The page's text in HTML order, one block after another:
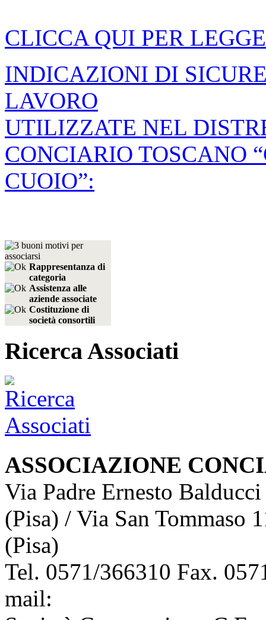
CLICCA QUI PER
INDICAZIONI DI
LAVORO
UTILIZZATE NEL
CONCIARIO TOSCANO
CUOIO”:
Rappresentanza di
categoria
Assistenza alle
aziende associate
Costituzione di
società consortili
Ricerca Associati
ASSOCIAZIONE
Via Padre Ernesto
(Pisa) / Via San Tommaso
(Pisa)
Tel. 0571/366310 Fax.
mail: